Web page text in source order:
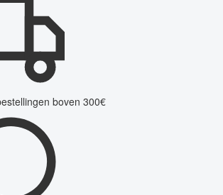
boven 300€